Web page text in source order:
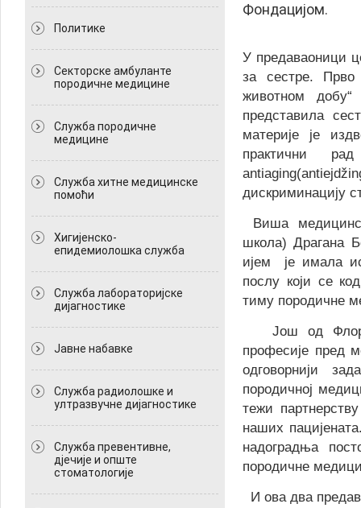
Политикe
Секторске амбуланте
породичне медицине
Служба породичне
медицине
Служба хитне медицинске
помоћи
Хигијенско-
епидемиолошка служба
Служба лабораторијске
дијагностике
Јавне набавке
Служба радиолошке и
ултразвучне дијагностике
Служба превентивне,
дјечије и опште
стоматологије
Фондацијом.
У предаваоници
за сестре. Прво
животном
представила
материје је
практични
дискриминацију
Виша
школа) Драгана
ијем је имала
послу који се
тиму породичне
Још од
професије пред
одговорнији
породичној
тежи
наших
надоградња
породичне
И ова два